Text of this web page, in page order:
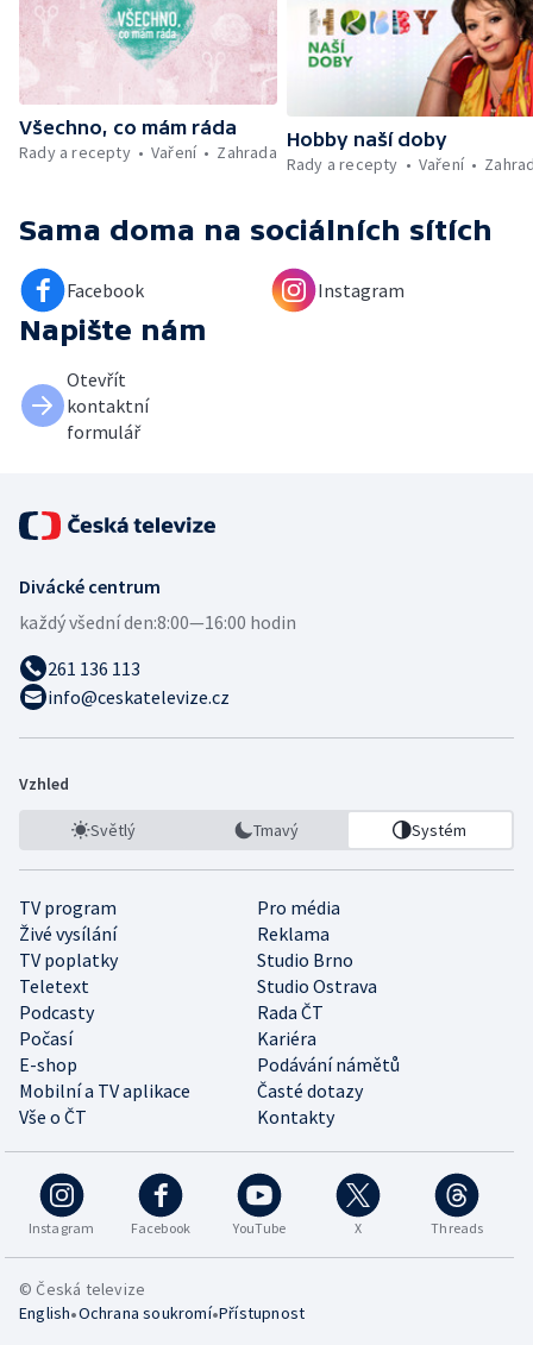
Všechno, co mám ráda
Rady a recepty
Vaření Zahrada
Hobby naší doby
Rady a recepty
Vaření
Sama doma na sociálních sítích
Facebook Instagram
Napište nám
Otevřít
kontaktní
formulář
Divácké centrum
každý všední den:8:00—16:00 hodin
261 136 113
info@ceskatelevize.cz
Vzhled
Světlý Tmavý Systém
TV program
Pro média
Živé vysílání
Reklama
TV poplatky
Studio Brno
Teletext
Studio Ostrava
Podcasty
Rada ČT
Počasí
Kariéra
E-shop
Podávání námětů
Mobilní a TV aplikace
Časté dotazy
Vše o ČT
Kontakty
Instagram Facebook YouTube X Threads
© Česká televize
English•Ochrana soukromí•Přístupnost